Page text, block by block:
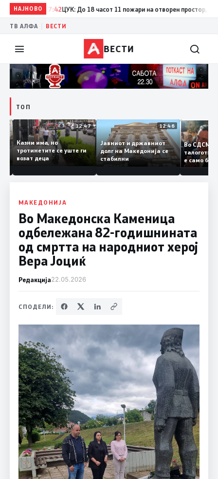
НАЈНОВО
17:42 ЦУК: До 18 часот 11 пожари на отворен простор, од кои
ТВ АЛФА ВЕСТИ
ВЕСТИ
ТОП
12:50
и
12:47
Казни има, но
тротинетите се уште ги
возат деца
12:46
Јавниот и државниот
долг на Македонија се
стабилни
Во
е само
копија
Заев
МАКЕДОНИЈА
Во Македонска Каменица
одбележана 82-годишнината
од смртта на народниот херој
Вера Јоциќ
Редакција22.05.2026
СПОДЕЛИ: